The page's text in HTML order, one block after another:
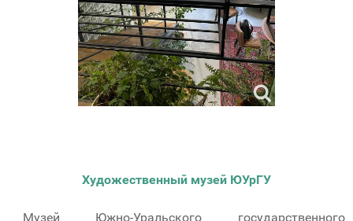
Художественный музей ЮУрГУ
Музей Южно-Уральского государственного